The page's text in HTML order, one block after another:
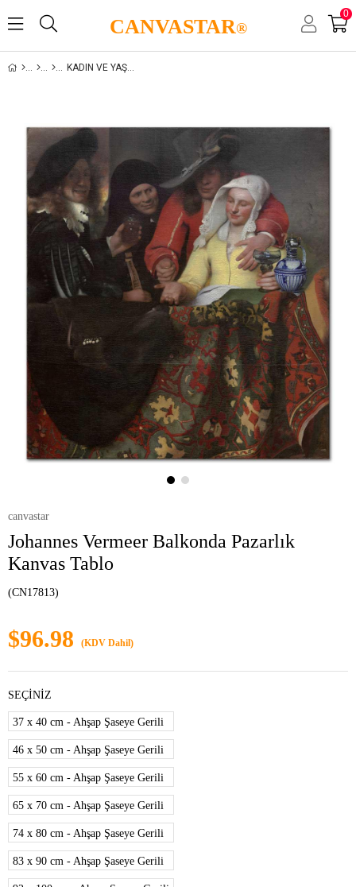
CANVASTAR®
0
KADIN VE YAŞAM
canvastar
Johannes Vermeer Balkonda Pazarlık
Kanvas Tablo
(CN17813)
$96.98 (KDV Dahil)
SEÇİNİZ
37 x 40 cm - Ahşap Şaseye Gerili
46 x 50 cm - Ahşap Şaseye Gerili
55 x 60 cm - Ahşap Şaseye Gerili
65 x 70 cm - Ahşap Şaseye Gerili
74 x 80 cm - Ahşap Şaseye Gerili
83 x 90 cm - Ahşap Şaseye Gerili